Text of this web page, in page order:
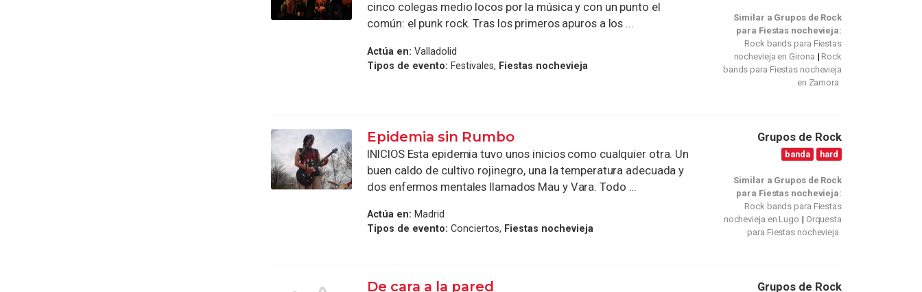
cinco colegas medio locos por la música y con un punto el
común: el punk rock. Tras los primeros apuros a los ...
Actúa en: Valladolid
Tipos de evento: Festivales, Fiestas nochevieja
Similar a Grupos de Rock
para Fiestas nochevieja:
Rock bands para Fiestas
nochevieja en Girona
Rock
bands para Fiestas nochevieja
en Zamora
Epidemia sin Rumbo
INICIOS Esta epidemia tuvo unos inicios como cualquier otra. Un
buen caldo de cultivo rojinegro, una la temperatura adecuada y
dos enfermos mentales llamados Mau y Vara. Todo ...
Actúa en: Madrid
Tipos de evento: Conciertos, Fiestas nochevieja
Grupos de Rock
banda hard
Similar a Grupos de Rock
para Fiestas nochevieja:
Rock bands para Fiestas
nochevieja en Lugo
Orquesta
para Fiestas nochevieja
De cara a la pared Grupos de Rock